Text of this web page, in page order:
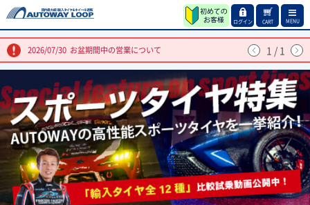
ログイン CART MENU
2026/07/30 お盆期間中の営業について 1 / 1
(4.86点)qol0309さん
ARMSTRONG BLU-TRAC HP 205/55R16 94W XL
問題なし定期交換しましょう
(4.86点)ike*******さん
MINERVA F205 215/45R17.Z 91Y XL